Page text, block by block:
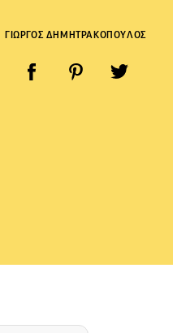
ΓΙΩΡΓΟΣ ΔΗΜΗΤΡΑΚΟΠΟΥΛΟΣ